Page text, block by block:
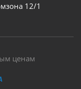
12/1
ценам